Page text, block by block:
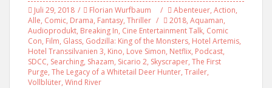
Juli 29, 2018 Florian Wurfbaum Abenteuer, Action,
Alle, Comic, Drama, Fantasy, Thriller 2018, Aquaman,
Audioprodukt, Breaking In, Cine Entertainment Talk, Comic
Con, Film, Glass, Godzilla: King of the Monsters, Hotel Artemis,
Hotel Transsilvanien 3, Kino, Love Simon, Netflix, Podcast,
SDCC, Searching, Shazam, Sicario 2, Skyscraper, The First
Purge, The Legacy of a Whitetail Deer Hunter, Trailer,
Vollblüter, Wind River